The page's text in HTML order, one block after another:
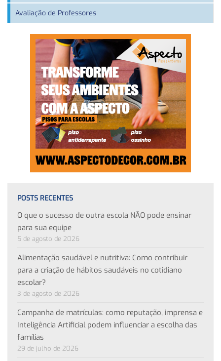
Avaliação de Professores
POSTS RECENTES
O que o sucesso de outra escola NÃO pode ensinar
para sua equipe
5 de agosto de 2026
Alimentação saudável e nutritiva: Como contribuir
para a criação de hábitos saudáveis no cotidiano
escolar?
3 de agosto de 2026
Campanha de matrículas: como reputação, imprensa e
Inteligência Artificial podem influenciar a escolha das
famílias
29 de julho de 2026